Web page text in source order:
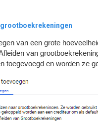
van een grote
van
toegevoegd en worden ze